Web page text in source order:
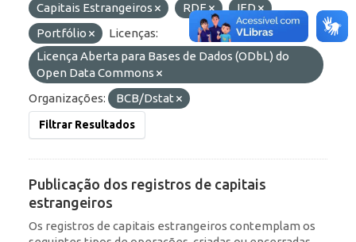
Capitais Estrangeiros
RDE
IED
Portfólio
Licenças:
Licença Aberta para Bases de Dados (ODbL) do
Open Data Commons
Organizações:
BCB/Dstat
Filtrar Resultados
Publicação dos registros de capitais
estrangeiros
Os registros de capitais estrangeiros contemplam os